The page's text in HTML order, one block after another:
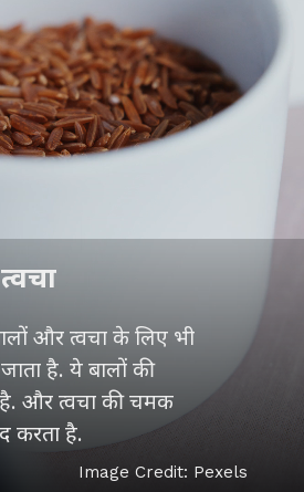
और त्वचा के लिए भी
है. ये बालों की
और त्वचा की चमक
करता है.
Image Credit: Pexels